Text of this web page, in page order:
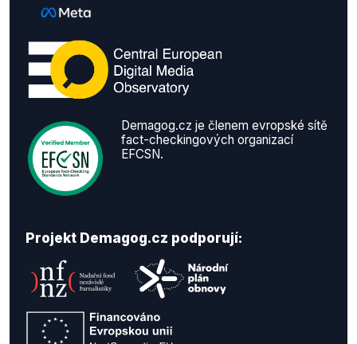
Demagog.cz je členem evropské sítě
fact-checkingových organizací
EFCSN.
Projekt Demagog.cz podporují: